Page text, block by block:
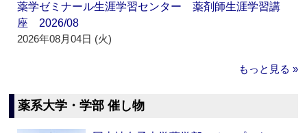
薬学ゼミナール生涯学習センター 薬剤師生涯学習講
座 2026/08
2026年08月04日 (火)
もっと見る »
薬系大学・学部 催し物